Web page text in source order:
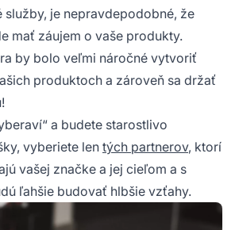
služby, je nepravdepodobné, že
mať záujem o vaše produkty.
by bolo veľmi náročné vytvoriť
produktoch a zároveň sa držať
a budete starostlivo
vyberiete len tých partnerov, ktorí
vašej značke a jej cieľom a s
ľahšie budovať hlbšie vzťahy.